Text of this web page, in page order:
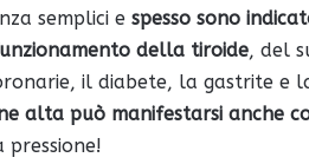
semplici e spesso sono
della tiroide, del
il diabete, la gastrite e
alta può manifestarsi anche
pressione!